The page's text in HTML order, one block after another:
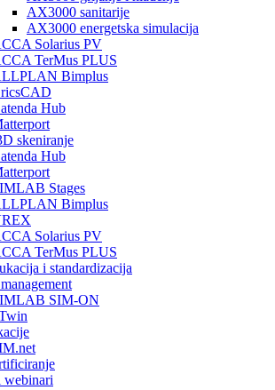
AX3000 sanitarije
AX3000 energetska simulacija
Solarius PV
TerMus PLUS
Bimplus
Hub
skeniranje
Hub
Stages
Bimplus
Solarius PV
TerMus PLUS
i standardizacija
SIM-ON
webinari